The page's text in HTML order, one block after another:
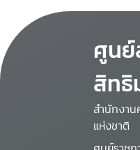
ศูนย์
สิท
สำนักงา
แห่งชาติ